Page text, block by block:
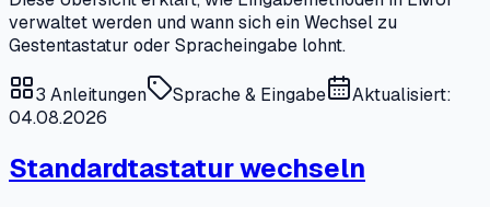
verwaltet werden und wann sich ein Wechsel zu
Gestentastatur oder Spracheingabe lohnt.
3 Anleitungen Sprache & Eingabe
Aktualisiert:
04.08.2026
Standardtastatur wechseln